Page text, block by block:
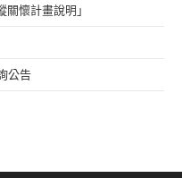
懷計畫說明」
公告